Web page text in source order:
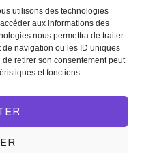
utilisons des technologies
aux informations des
nous permettra de traiter
navigation ou les ID uniques
retirer son consentement peut
et fonctions.
Création de site
Oheix
Mentions légales
NOUS